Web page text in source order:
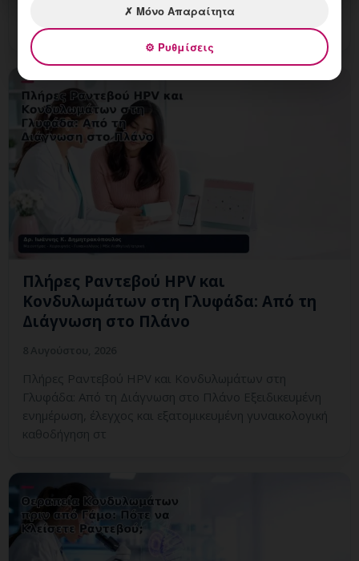
έλεγχος και εξατομικευμένη γυναικολογική καθοδήγηση
στη Γ
Πλήρες Ραντεβού HPV και
Κονδυλωμάτων στη Γλυφάδα: Από τη
Διάγνωση στο Πλάνο
Πλήρες Ραντεβού HPV και Κονδυλωμάτων στη
Γλυφάδα: Από τη Διάγνωση στο Πλάνο Εξειδικευμένη
ενημέρωση, έλεγχος και εξατομικευμένη γυναικολογική
καθοδήγηση στ
✗ Μόνο Απαραίτητα
⚙ Ρυθμίσεις